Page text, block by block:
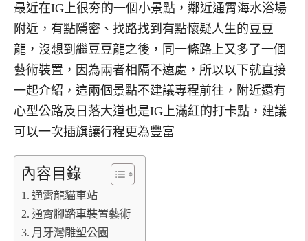
最近在IG上很夯的一個小景點，鄰近通霄海水浴場
附近，有點隱密、找路找到有點懷疑人生的豆豆
龍，沒想到繼豆豆龍之後，同一條路上又多了一個
藝術裝置，因為兩者相隔不遠處，所以以下就直接
一起介紹，這兩個景點不建議專程前往，附近還有
心型公路及日落大道也是IG上滿紅的打卡點，建議
可以一次插旗讓行程更為豐富
內容目錄
通霄龍貓車站
通霄腳踏車裝置藝術
月牙灣雕塑公園